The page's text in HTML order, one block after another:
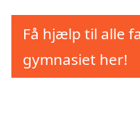
Få hjælp til alle
gymnasiet her!